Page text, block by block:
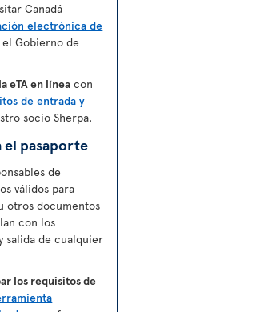
Canadá
electrónica de
Gobierno de
eTA en línea con
de entrada y
socio Sherpa.
el pasaporte
de
válidos para
otros documentos
con los
salida de cualquier
los requisitos de